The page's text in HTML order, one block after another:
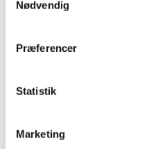
Nødvendig
Præferencer
Statistik
Marketing